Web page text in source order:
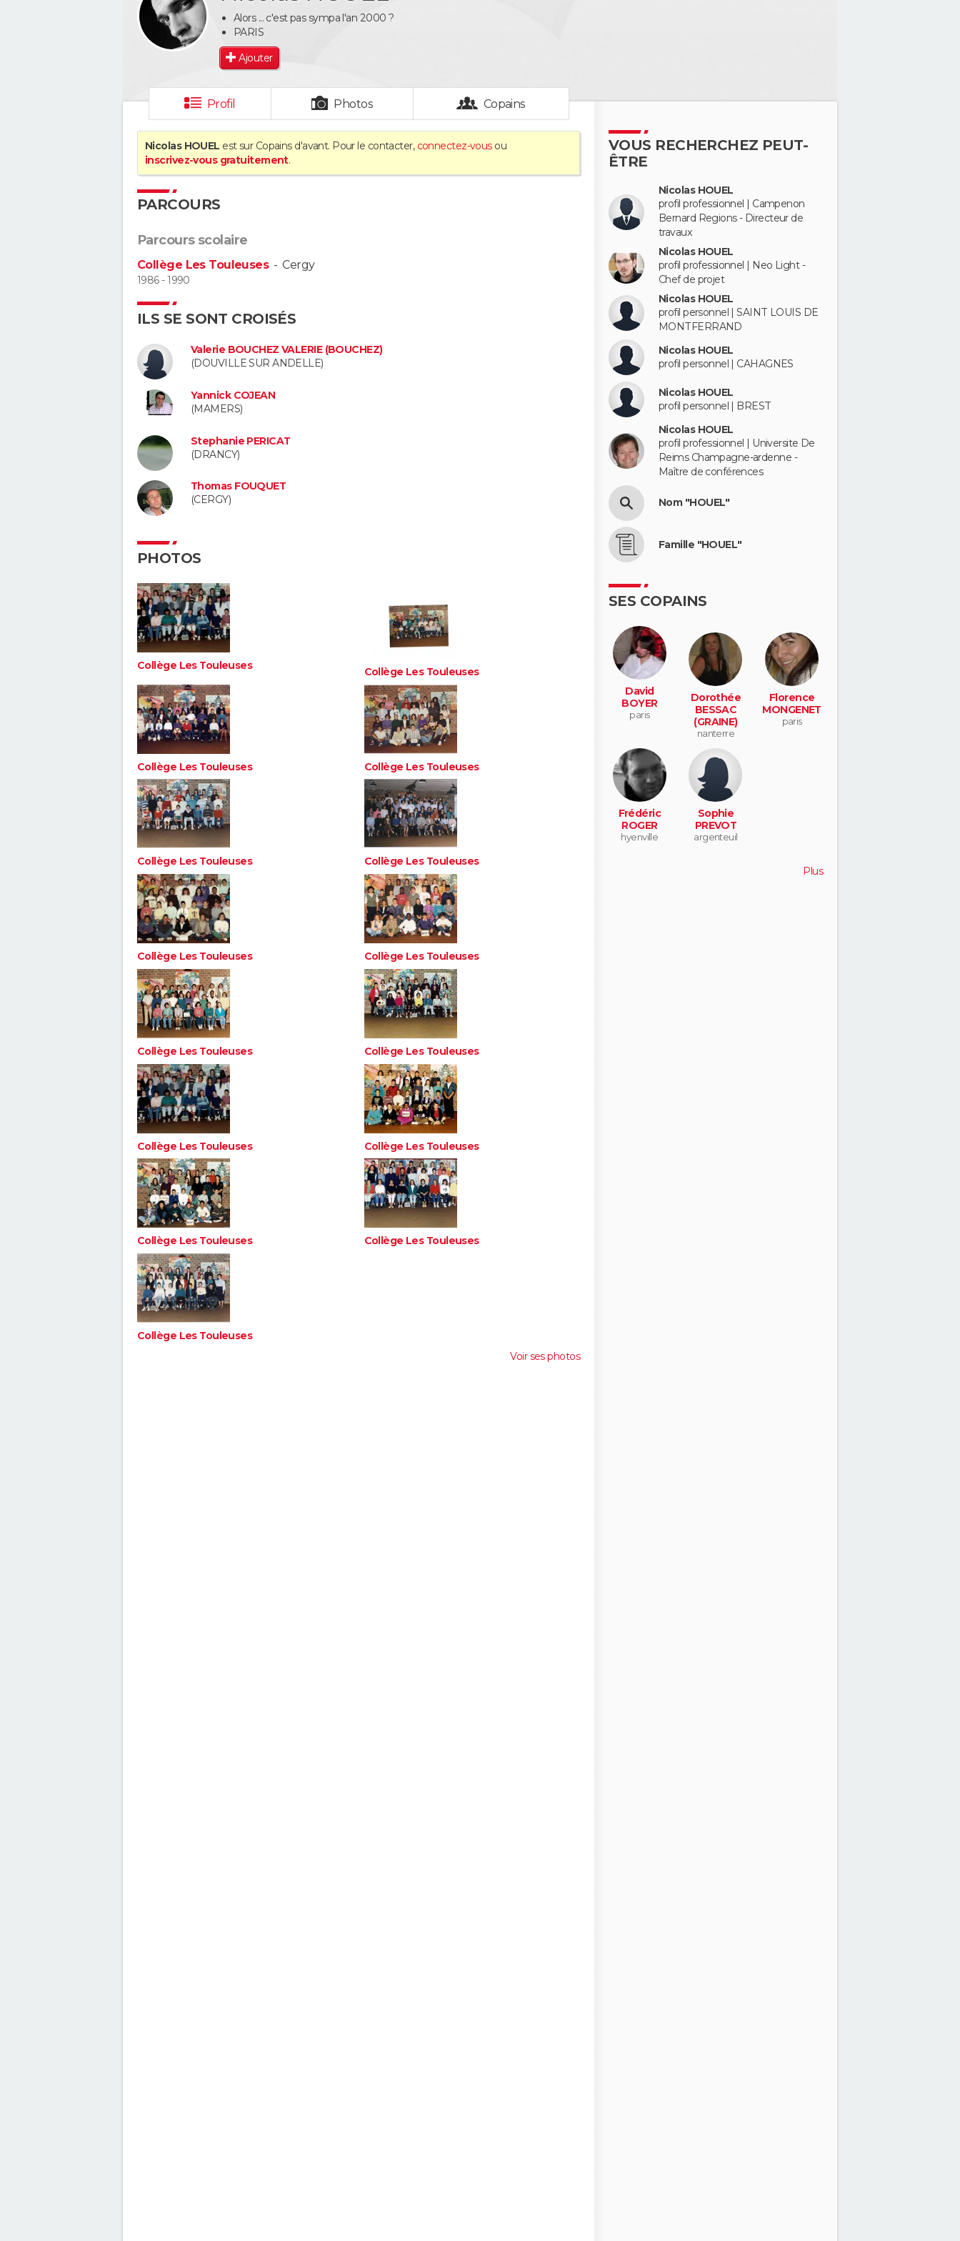
Alors ... c'est pas sympa l'an 2000 ?
PARIS
Ajouter
Profil Photos Copains
Nicolas HOUEL est sur Copains d'avant. Pour le contacter, connectez-vousou
inscrivez-vous gratuitement.
PARCOURS
Parcours scolaire
Collège Les Touleuses-Cergy
1986 - 1990
ILS SE SONT CROISÉS
Valerie BOUCHEZ VALERIE (BOUCHEZ)
(DOUVILLE SUR ANDELLE)
Yannick COJEAN
(MAMERS)
Stephanie PERICAT
(DRANCY)
Thomas FOUQUET
(CERGY)
PHOTOS
Collège Les Touleuses Collège Les Touleuses
Collège Les Touleuses Collège Les Touleuses
Collège Les Touleuses Collège Les Touleuses
Collège Les Touleuses Collège Les Touleuses
Collège Les Touleuses Collège Les Touleuses
Collège Les Touleuses Collège Les Touleuses
Collège Les Touleuses Collège Les Touleuses
Collège Les Touleuses
Voir ses photos
VOUS RECHERCHEZ PEUT-
ÊTRE
Nicolas HOUEL
profil professionnel | Campenon
Bernard Regions - Directeur de
travaux
Nicolas HOUEL
profil professionnel | Neo Light -
Chef de projet
Nicolas HOUEL
profil personnel | SAINT LOUIS DE
MONTFERRAND
Nicolas HOUEL
profil personnel | CAHAGNES
Nicolas HOUEL
profil personnel | BREST
Nicolas HOUEL
profil professionnel | Universite De
Reims Champagne-ardenne -
Maître de conférences
Nom "HOUEL"
Famille "HOUEL"
SES COPAINS
David
BOYER
paris
Dorothée
BESSAC
(GRAINE)
nanterre
Florence
MONGENET
paris
Frédéric
ROGER
hyenville
Sophie
PREVOT
argenteuil
Plus